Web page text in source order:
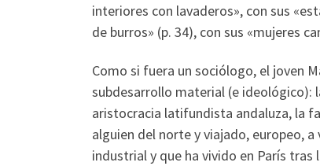
interiores con lavaderos», con sus
de burros» (p. 34), con sus «mujeres
Como si fuera un sociólogo, el joven
subdesarrollo material (e ideológico):
aristocracia latifundista andaluza, la
alguien del norte y viajado, europeo,
industrial y que ha vivido en París